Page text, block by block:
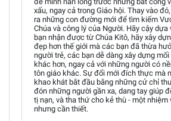
xấu, ngay cả trong Giáo hội. Thay vào
ra những con đường mới để tìm kiếm
Chúa và công lý của Người. Hãy cậy
bạn nhận được từ Chúa Kitô, hãy xây
đẹp hơn thế giới mà các bạn đã thừa
người trẻ, các bạn dễ dàng xây dựng
khác hơn, ngay cả với những người có
tôn giáo khác. Sự đổi mới đích thực mà
khao khát bắt đầu bằng những cử chỉ
đón những người gần xa, dang tay giúp
tị nạn, và tha thứ cho kẻ thù - một nhiệm
nhưng cần thiết.